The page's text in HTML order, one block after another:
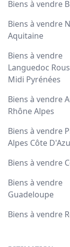
Biens à vendre
Biens à vendre
Aquitaine
Biens à vendre
Languedoc
Midi Pyrénées
Biens à vendre
Rhône Alpes
Biens à vendre
Alpes Côte
Biens à vendre
Biens à vendre
Guadeloupe
Biens à vendre